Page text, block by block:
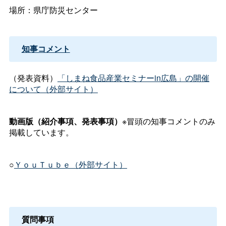
場所：県庁防災センター
知事コメント
（発表資料）
「しまね食品産業セミナーin広島」の開催
について（外部サイト）
動画版（紹介事項、発表事項） ※冒頭の知事コメントのみ
掲載しています。
○ＹｏｕＴｕｂｅ（外部サイト）
質問事項